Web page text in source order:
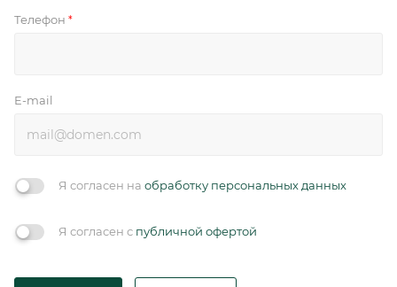
Телефон *
E-mail
Я согласен на обработку персональных данных
Я согласен с публичной офертой